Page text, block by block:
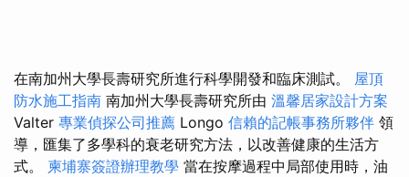
在南加州大學長壽研究所進行科學開發和臨床測試。 屋頂
防水施工指南 南加州大學長壽研究所由 溫馨居家設計方案
Valter 專業偵探公司推薦 Longo 信賴的記帳事務所夥伴 領
導，匯集了多學科的衰老研究方法，以改善健康的生活方
式。 柬埔寨簽證辦理教學 當在按摩過程中局部使用時，油